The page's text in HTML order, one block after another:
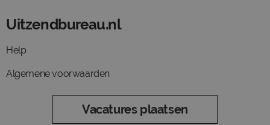
Uitzendbureau.nl
Help
Algemene voorwaarden
Vacatures plaatsen